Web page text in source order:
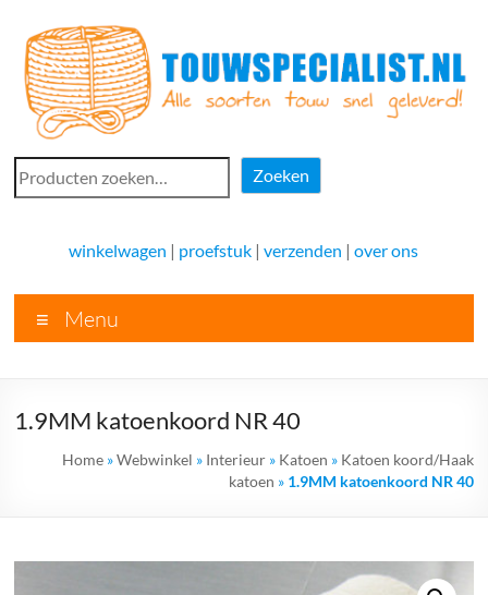
naar
inhoud
Touwspecialist.nl
voor
vele
soorten
goed
advies!
Zoeken
Zoeken
winkelwagen | proefstuk |verzenden |over ons
Menu
1.9MM katoenkoord NR 40
Home»Webwinkel » Interieur» Katoen » Katoen koord/Haak
katoen » 1.9MM katoenkoord NR 40